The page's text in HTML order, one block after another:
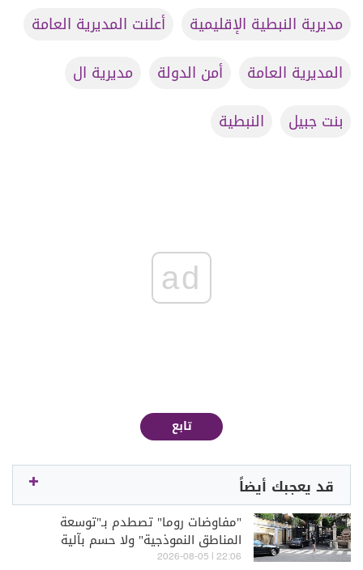
مديرية النبطية الإقليمية
أعلنت المديرية العامة
المديرية العامة
أمن الدولة
مديرية ال
بنت جبيل
النبطية
ad
تابع
قد يعجبك أيضاً
"مفاوضات روما" تصطدم بـ"توسعة
المناطق النموذجية" ولا حسم بآلية
التحقق والتفتيش
22:06 | 2026-08-05